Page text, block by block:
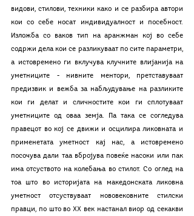
видови, стилови, техники како и се разбира автори
кои со себе носат индивидуалност и посебност.
Изложба со ваков тип на аранжман кој во себе
содржи дела кои се разликуваат по сите параметри,
а истовремено ги вклучува клучните влијанија на
уметниците - нивните ментори, претставуваат
предизвик и вежба за набљудување на разликите
кои ги делат и сличностите кои ги сплотуваат
уметниците од оваа земја. Па така се согледува
правецот во кој се движи и осцилира ликовната и
применетата уметност кај нас, а истовремено
посочува дали таа вбројува повеќе насоки или пак
има отсуството на колебања во стилот. Со оглед на
тоа што во историјата на македонската ликовна
уметност отсуствуваат нововековните стилски
правци, по што во XX век настанал виор од секакви